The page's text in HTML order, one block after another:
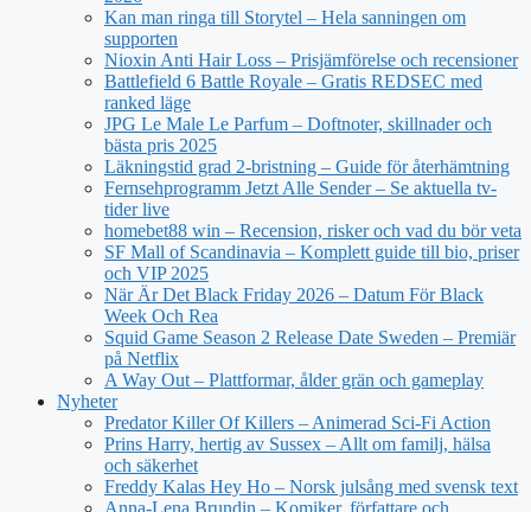
Kan man ringa till Storytel – Hela sanningen om
supporten
Nioxin Anti Hair Loss – Prisjämförelse och recensioner
Battlefield 6 Battle Royale – Gratis REDSEC med
ranked läge
JPG Le Male Le Parfum – Doftnoter, skillnader och
bästa pris 2025
Läkningstid grad 2-bristning – Guide för återhämtning
Fernsehprogramm Jetzt Alle Sender – Se aktuella tv-
tider live
homebet88 win – Recension, risker och vad du bör veta
SF Mall of Scandinavia – Komplett guide till bio, priser
och VIP 2025
När Är Det Black Friday 2026 – Datum För Black
Week Och Rea
Squid Game Season 2 Release Date Sweden – Premiär
på Netflix
A Way Out – Plattformar, ålder grän och gameplay
Nyheter
Predator Killer Of Killers – Animerad Sci-Fi Action
Prins Harry, hertig av Sussex – Allt om familj, hälsa
och säkerhet
Freddy Kalas Hey Ho – Norsk julsång med svensk text
Anna-Lena Brundin – Komiker, författare och